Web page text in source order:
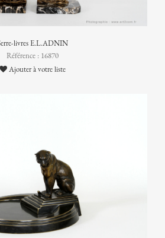
livres E.L.ADNIN
Référence : 16870
Ajouter à votre liste